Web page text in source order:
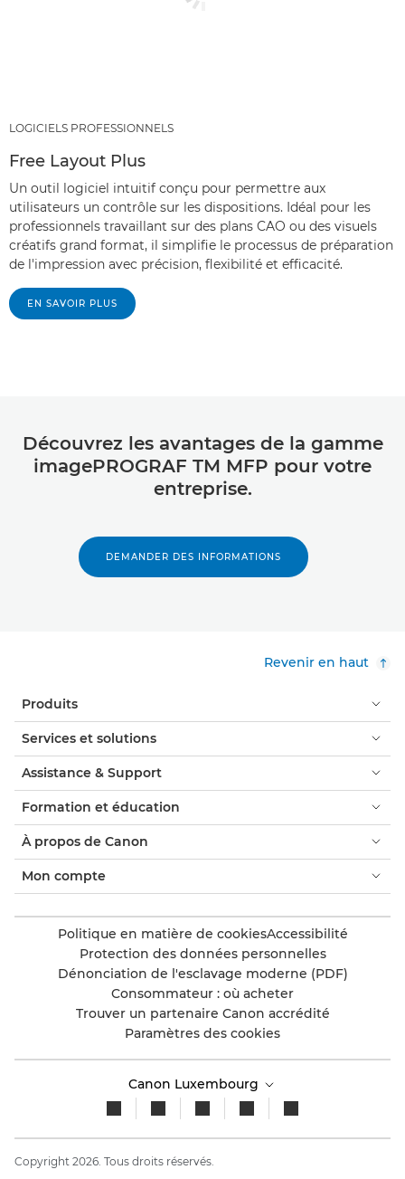
LOGICIELS PROFESSIONNELS
Free Layout Plus
Un outil logiciel intuitif conçu pour permettre aux
utilisateurs un contrôle sur les dispositions. Idéal pour les
professionnels travaillant sur des plans CAO ou des visuels
créatifs grand format, il simplifie le processus de préparation
de l'impression avec précision, flexibilité et efficacité.
EN SAVOIR PLUS
Découvrez les avantages de la gamme
imagePROGRAF TM MFP pour votre
entreprise.
DEMANDER DES INFORMATIONS
Revenir en haut
Produits
Services et solutions
Assistance & Support
Formation et éducation
À propos de Canon
Mon compte
Politique en matière de cookiesAccessibilité
Protection des données personnelles
Dénonciation de l'esclavage moderne (PDF)
Consommateur : où acheter
Trouver un partenaire Canon accrédité
Paramètres des cookies
Canon Luxembourg
Copyright 2026. Tous droits réservés.